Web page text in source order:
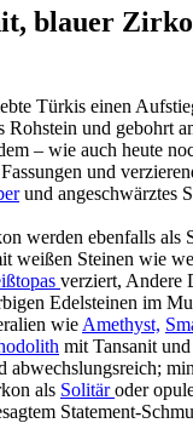
blauer
Türkis einen
Rohstein und gebohrt
– wie auch heute
und
und angeschwärztes
werden ebenfalls als
weißen Steinen wie
verziert, Andere
Edelsteinen im
wie Amethyst,
mit Tansanit
abwechslungsreich;
als Solitäroder
Statement-